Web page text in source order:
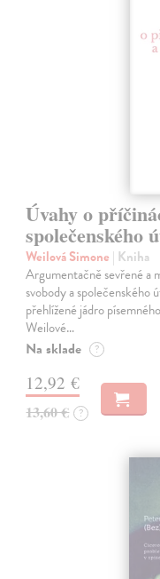
Úvahy o
společenského
Weilová Simone | Kniha
Argumentačně sevřené a
svobody a společenského
přehlížené jádro
Weilové…
Na sklade ?
12,92 €
13,60 € ?